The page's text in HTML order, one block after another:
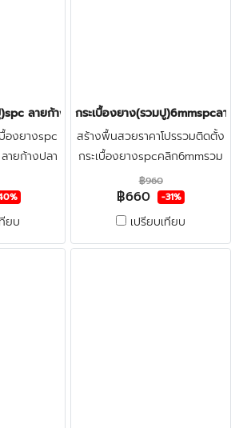
ลายก้างปลา(LT COTTO-Longwood) 580฿
องยางspc
ายก้างปลา
พื้นก่อนติด
งาม,กัน
นเดิม-พื้น
ยบ
กระเบื้องยาง(รวมปู)6mmspcลายก้
สร้างพื้นสวยราคาโปรรวมติดตั้ง
กระเบื้องยางspcคลิก6mmรวม
ปูลายก้างปลา+ฟรีตรวจพื้นก่อน
ติดตั้ง ปูทับพื้นกระเบื้องเดิมและ
พื้นปูนใหม่
฿960
฿660 -31%
เปรียบเทียบ